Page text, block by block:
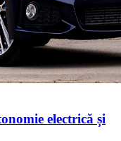
electrică și